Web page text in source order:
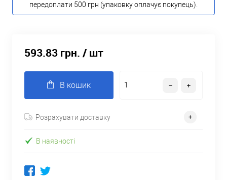
передоплати 500 грн (упаковку оплачує покупець).
593.83 грн. / шт
В кошик
Розрахувати доставку
В наявності